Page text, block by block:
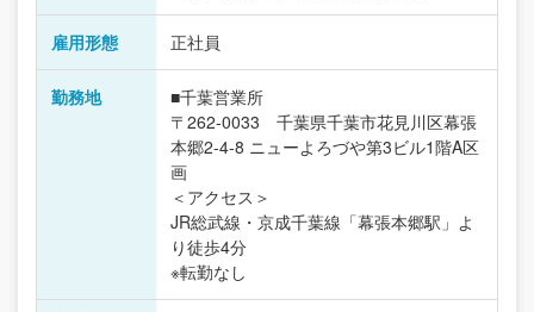
雇用形態 正社員
勤務地
■千葉営業所
〒262-0033 千葉県千葉市花見川区幕張
本郷2-4-8 ニューよろづや第3ビル1階A区
画
＜アクセス＞
JR総武線・京成千葉線「幕張本郷駅」よ
り徒歩4分
※転勤なし